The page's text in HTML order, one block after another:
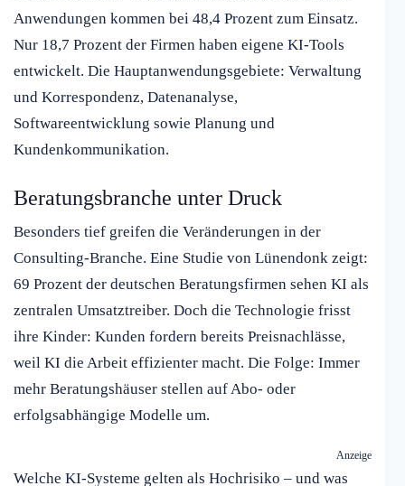
Anwendungen kommen bei 48,4 Prozent zum Einsatz.
Nur 18,7 Prozent der Firmen haben eigene KI-Tools
entwickelt. Die Hauptanwendungsgebiete: Verwaltung
und Korrespondenz, Datenanalyse,
Softwareentwicklung sowie Planung und
Kundenkommunikation.
Beratungsbranche unter Druck
Besonders tief greifen die Veränderungen in der
Consulting-Branche. Eine Studie von Lünendonk zeigt:
69 Prozent der deutschen Beratungsfirmen sehen KI als
zentralen Umsatztreiber. Doch die Technologie frisst
ihre Kinder: Kunden fordern bereits Preisnachlässe,
weil KI die Arbeit effizienter macht. Die Folge: Immer
mehr Beratungshäuser stellen auf Abo- oder
erfolgsabhängige Modelle um.
Anzeige
Welche KI-Systeme gelten als Hochrisiko – und was